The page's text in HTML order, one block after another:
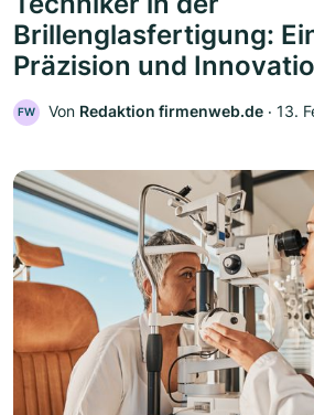
Brillenglasfertigung:
Präzision und
FW Von Redaktion firmenweb.de ‧ 13.